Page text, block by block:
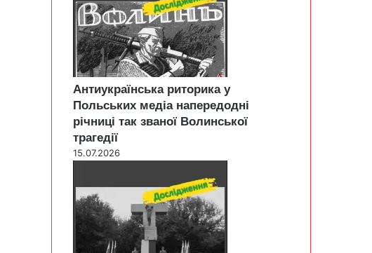
Антиукраїнська риторика у
Польських медіа напередодні
річниці так званої Волинської
трагедії
15.07.2026